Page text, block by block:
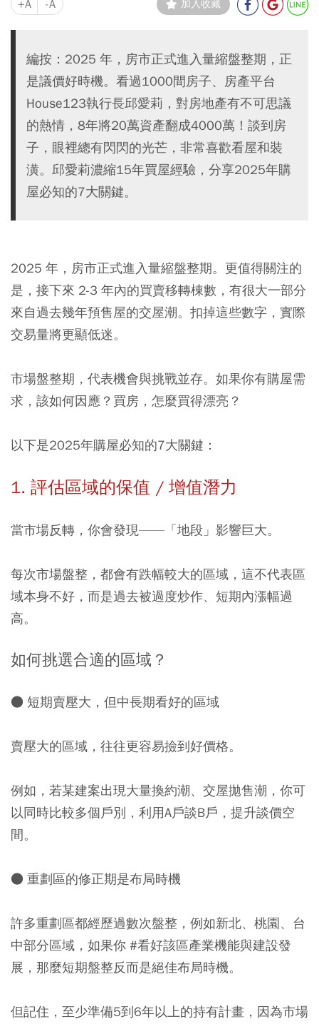
+A -A 加入收藏
編按：2025 年，房市正式進入量縮盤整期，正
是議價好時機。看過1000間房子、房產平台
House123執行長邱愛莉，對房地產有不可思議
的熱情，8年將20萬資產翻成4000萬！談到房
子，眼裡總有閃閃的光芒，非常喜歡看屋和裝
潢。邱愛莉濃縮15年買屋經驗，分享2025年購
屋必知的7大關鍵。
2025 年，房市正式進入量縮盤整期。更值得關注的
是，接下來 2-3 年內的買賣移轉棟數，有很大一部分
來自過去幾年預售屋的交屋潮。扣掉這些數字，實際
交易量將更顯低迷。
市場盤整期，代表機會與挑戰並存。如果你有購屋需
求，該如何因應？買房，怎麼買得漂亮？
以下是2025年購屋必知的7大關鍵：
1. 評估區域的保值 / 增值潛力
當市場反轉，你會發現——「地段」影響巨大。
每次市場盤整，都會有跌幅較大的區域，這不代表區
域本身不好，而是過去被過度炒作、短期內漲幅過
高。
如何挑選合適的區域？
● 短期賣壓大，但中長期看好的區域
賣壓大的區域，往往更容易撿到好價格。
例如，若某建案出現大量換約潮、交屋拋售潮，你可
以同時比較多個戶別，利用A戶談B戶，提升談價空
間。󠀠
● 重劃區的修正期是布局時機
許多重劃區都經歷過數次盤整，例如新北、桃園、台
中部分區域，󠀠如果你 #看好該區產業機能與建設發
展，那麼短期盤整反而是絕佳布局時機。
但記住，至少準備5到6年以上的持有計畫，因為市場